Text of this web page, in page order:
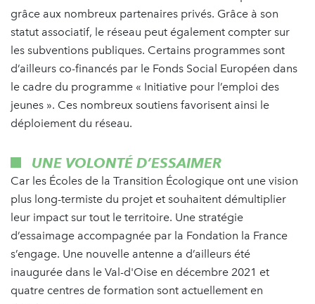
grâce aux nombreux partenaires privés. Grâce à son
statut associatif, le réseau peut également compter sur
les subventions publiques. Certains programmes sont
d’ailleurs co-financés par le Fonds Social Européen dans
le cadre du programme « Initiative pour l’emploi des
jeunes ». Ces nombreux soutiens favorisent ainsi le
déploiement du réseau.
UNE VOLONTÉ D’ESSAIMER
Car les Écoles de la Transition Écologique ont une vision
plus long-termiste du projet et souhaitent démultiplier
leur impact sur tout le territoire. Une stratégie
d’essaimage accompagnée par la Fondation la France
s’engage. Une nouvelle antenne a d’ailleurs été
inaugurée dans le Val-d'Oise en décembre 2021 et
quatre centres de formation sont actuellement en